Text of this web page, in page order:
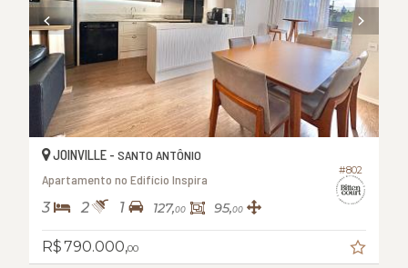
#802
JOINVILLE - SANTO ANTÔNIO
Apartamento no Edifício Inspira
3 2 1 127,00 95,00
R$ 790.000,00